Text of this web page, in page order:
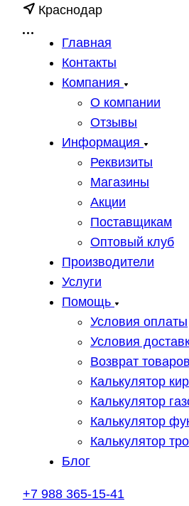
Краснодар
Главная
Контакты
Компания
О компании
Отзывы
Информация
Реквизиты
Магазины
Акции
Поставщикам
Оптовый клуб
Производители
Услуги
Помощь
Условия оплаты
Условия
Возврат товаров
Калькулятор
Калькулятор
Калькулятор
Калькулятор
Блог
+7 988 365-15-41